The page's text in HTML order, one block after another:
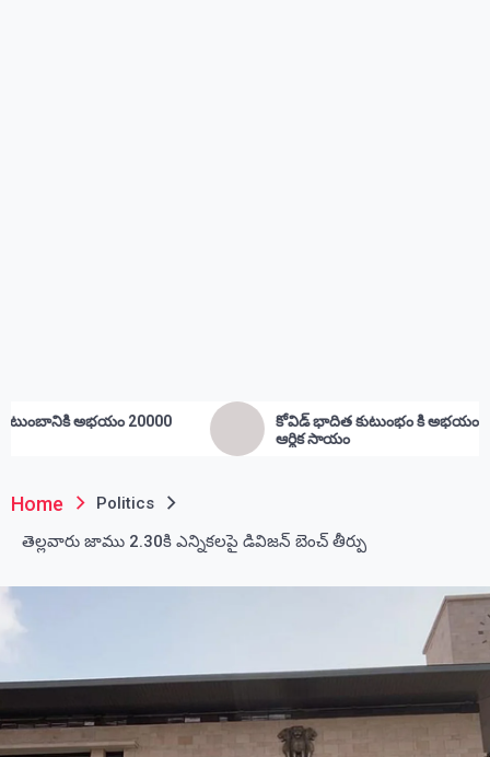
కోవిడ్ భాదిత కుటుంభం కి అభయం 20000
Home
Politics
తెల్లవారు జాము 2.30కి ఎన్నికలపై డివిజన్ బెంచ్ తీర్పు